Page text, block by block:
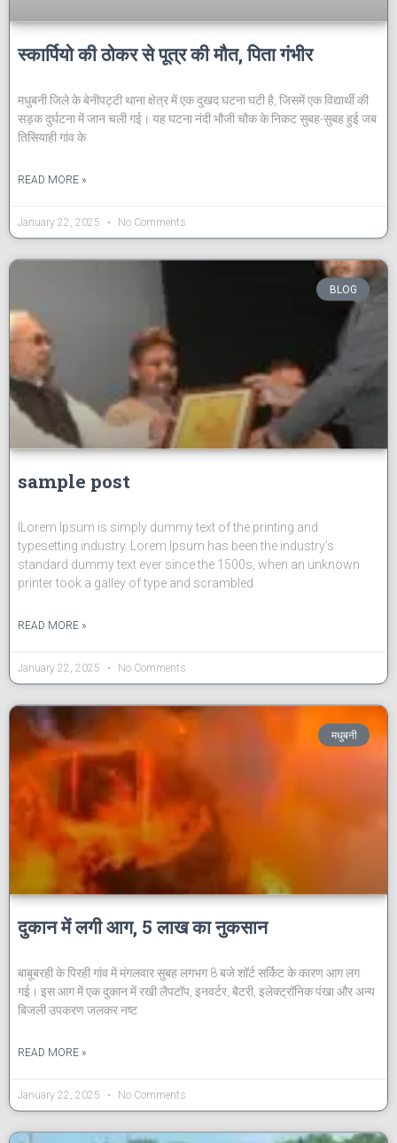
स्कार्पियो की ठोकर से पूत्र की मौत, पिता गंभीर
मधुबनी जिले के बेनीपट्टी थाना क्षेत्र में एक दुखद घटना घटी है, जिसमें एक विद्यार्थी की
सड़क दुर्घटना में जान चली गई। यह घटना नंदी भौजी चौक के निकट सुबह-सुबह हुई जब
तिसियाही गांव के
READ MORE »
January 22, 2025 No Comments
BLOG
sample post
lLorem Ipsum is simply dummy text of the printing and
typesetting industry. Lorem Ipsum has been the industry’s
standard dummy text ever since the 1500s, when an unknown
printer took a galley of type and scrambled
READ MORE »
January 22, 2025 No Comments
मधुबनी
दुकान में लगी आग, 5 लाख का नुकसान
बाबूबरही के पिरही गांव में मंगलवार सुबह लगभग 8 बजे शॉर्ट सर्किट के कारण आग लग
गई। इस आग में एक दुकान में रखी लैपटॉप, इनवर्टर, बैटरी, इलेक्ट्रॉनिक पंखा और अन्य
बिजली उपकरण जलकर नष्ट
READ MORE »
January 22, 2025 No Comments